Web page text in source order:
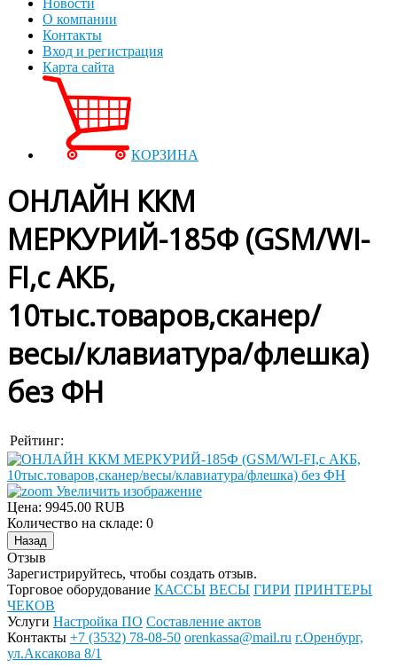
Новости
О компании
Контакты
Вход и регистрация
Карта сайта
КОРЗИНА
ОНЛАЙН ККМ
МЕРКУРИЙ-185Ф (GSM/WI-
FI,с АКБ,
10тыс.товаров,сканер/
весы/клавиатура/флешка)
без ФН
Рейтинг:
Увеличить изображение
Цена: 9945.00 RUB
Количество на складе: 0
Отзыв
Зарегистрируйтесь, чтобы создать отзыв.
Торговое оборудование КАССЫ ВЕСЫ ГИРИ ПРИНТЕРЫ
ЧЕКОВ
Услуги Настройка ПО Составление актов
Контакты +7 (3532) 78-08-50 orenkassa@mail.ru г.Оренбург,
ул.Аксакова 8/1